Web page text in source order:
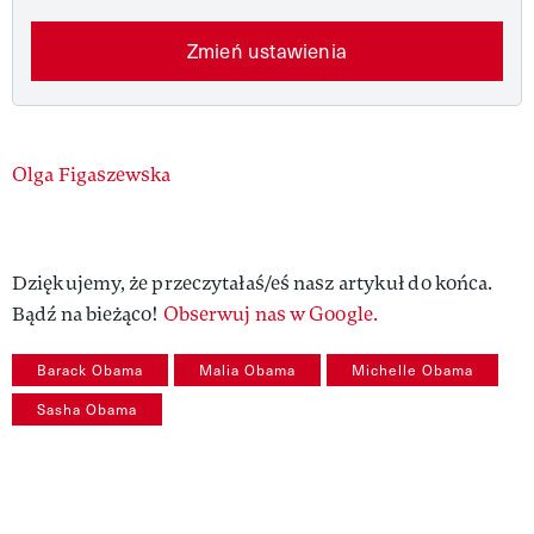
Zmień ustawienia
Authors
Olga Figaszewska
Dziękujemy, że przeczytałaś/eś nasz artykuł do końca.
Bądź na bieżąco! Obserwuj nas w Google.
Barack Obama Malia Obama Michelle Obama
Sasha Obama